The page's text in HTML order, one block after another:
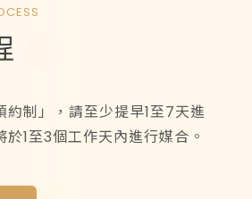
約制」，請至少提早1至7天進
1至3個工作天內進行媒合。